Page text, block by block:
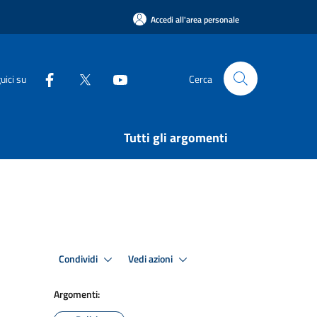
Accedi all'area personale
su Cerca
Tutti gli argomenti
Condividi Vedi azioni
Argomenti: